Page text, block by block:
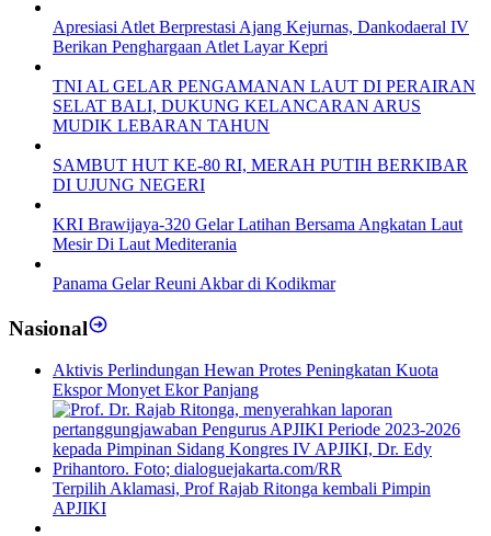
Apresiasi Atlet Berprestasi Ajang Kejurnas, Dankodaeral IV
Berikan Penghargaan Atlet Layar Kepri
TNI AL GELAR PENGAMANAN LAUT DI PERAIRAN
SELAT BALI, DUKUNG KELANCARAN ARUS
MUDIK LEBARAN TAHUN
SAMBUT HUT KE-80 RI, MERAH PUTIH BERKIBAR
DI UJUNG NEGERI
KRI Brawijaya-320 Gelar Latihan Bersama Angkatan Laut
Mesir Di Laut Mediterania
Panama Gelar Reuni Akbar di Kodikmar
Nasional
Aktivis Perlindungan Hewan Protes Peningkatan Kuota
Ekspor Monyet Ekor Panjang
Terpilih Aklamasi, Prof Rajab Ritonga kembali Pimpin
APJIKI